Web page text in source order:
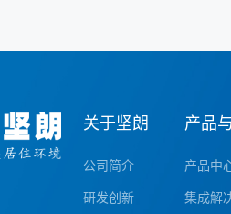
关于坚朗
公司简介
研发创新
产品
产品中
集成解